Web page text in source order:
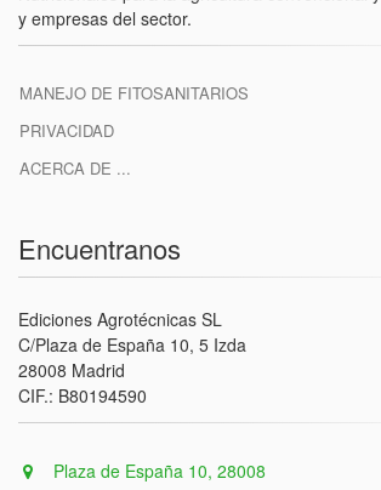
y empresas del sector.
MANEJO DE FITOSANITARIOS
PRIVACIDAD
ACERCA DE ...
Encuentranos
Ediciones Agrotécnicas SL
C/Plaza de España 10, 5 Izda
28008 Madrid
CIF.: B80194590
Plaza de España 10, 28008